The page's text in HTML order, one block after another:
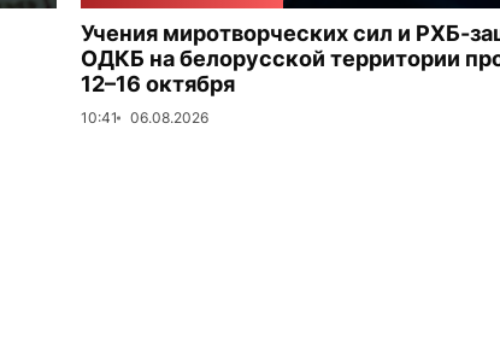
Учения миротворческих сил и РХБ-
ОДКБ на белорусской территории
12–16 октября
10:41 06.08.2026